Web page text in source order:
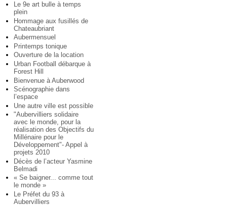
Le 9e art bulle à temps
plein
Hommage aux fusillés de
Chateaubriant
Aubermensuel
Printemps tonique
Ouverture de la location
Urban Football débarque à
Forest Hill
Bienvenue à Auberwood
Scénographie dans
l’espace
Une autre ville est possible
"Aubervilliers solidaire
avec le monde, pour la
réalisation des Objectifs du
Millénaire pour le
Développement"- Appel à
projets 2010
Décès de l’acteur Yasmine
Belmadi
« Se baigner... comme tout
le monde »
Le Préfet du 93 à
Aubervilliers